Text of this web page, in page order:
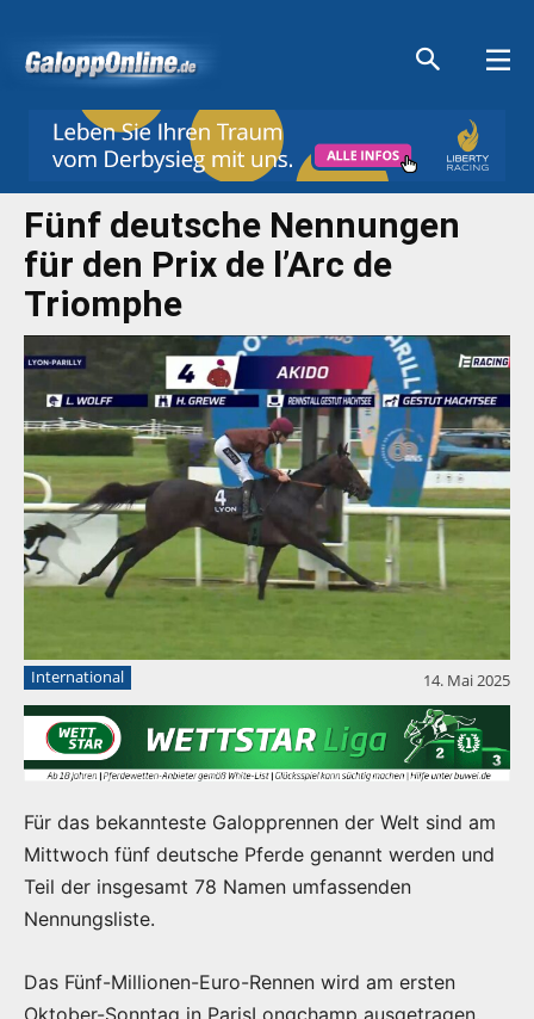
Fünf deutsche Nennungen
für den Prix de l’Arc de
Triomphe
International 14. Mai 2025
Für das bekannteste Galopprennen der Welt sind am
Mittwoch fünf deutsche Pferde genannt werden und
Teil der insgesamt 78 Namen umfassenden
Nennungsliste.
Das Fünf-Millionen-Euro-Rennen wird am ersten
Oktober-Sonntag in ParisLongchamp ausgetragen.